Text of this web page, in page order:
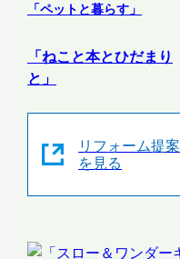
「ペットと暮らす」
「ねこと本とひだまり
と」
リフォーム提案
を見る